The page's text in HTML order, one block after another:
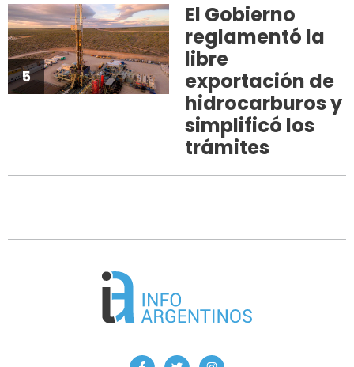
5
El Gobierno
reglamentó la
libre
exportación de
hidrocarburos y
simplificó los
trámites